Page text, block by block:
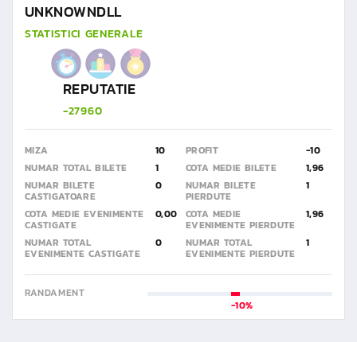
UNKNOWNDLL
STATISTICI GENERALE
REPUTATIE
-27960
MIZA 10 PROFIT
-10
NUMAR TOTAL BILETE
1 COTA MEDIE BILETE
1,96
NUMAR BILETE
CASTIGATOARE
0 NUMAR BILETE
PIERDUTE
1
COTA MEDIE EVENIMENTE
CASTIGATE
0,00 COTA MEDIE
EVENIMENTE PIERDUTE
1,96
NUMAR TOTAL
EVENIMENTE CASTIGATE
0 NUMAR TOTAL
EVENIMENTE PIERDUTE
1
RANDAMENT
-10%